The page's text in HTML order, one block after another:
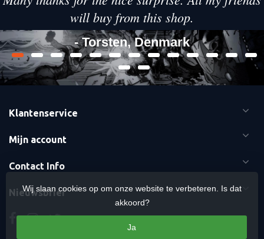
will buy from this shop.
- Torsten, Denmark
Klantenservice
Mijn account
Contact Info
Nieuwsbrief
Wij slaan cookies op om onze website te verbeteren. Is dat
akkoord?
Ja